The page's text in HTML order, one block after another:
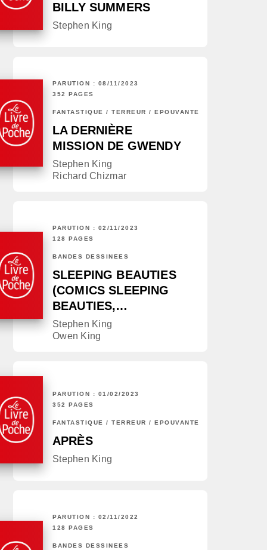
BILLY SUMMERS
Stephen King
PARUTION : 08/11/2023
352 PAGES
FANTASTIQUE / TERREUR / EPOUVANTE
LA DERNIÈRE
MISSION DE GWENDY
Stephen King
Richard Chizmar
PARUTION : 02/11/2023
128 PAGES
BANDES DESSINÉES
SLEEPING BEAUTIES
(COMICS SLEEPING
BEAUTIES,…
Stephen King
Owen King
PARUTION : 01/02/2023
352 PAGES
FANTASTIQUE / TERREUR / EPOUVANTE
APRÈS
Stephen King
PARUTION : 02/11/2022
128 PAGES
BANDES DESSINÉES